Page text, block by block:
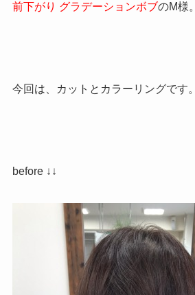
前下がり グラデーションボブのM様。
今回は、カットとカラーリングです。
before ↓↓